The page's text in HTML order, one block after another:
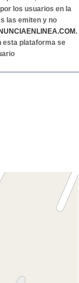
los usuarios en la
las emiten y no
.
esta plataforma se